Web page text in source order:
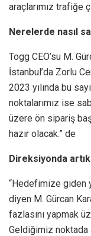
araçlarımız trafiğe
Nerelerde nasıl
Togg CEO’su M.
İstanbul’da Zorlu
2023 yılında bu
noktalarımız ise
üzere ön sipariş
hazır olacak.” de
Direksiyonda
“Hedefimize giden
diyen M. Gürcan
fazlasını yapmak
Geldiğimiz noktada